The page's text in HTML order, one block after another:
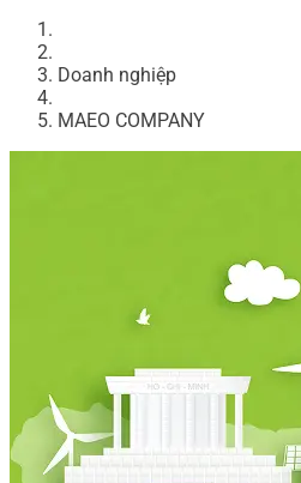
Doanh nghiệp
MAEO COMPANY